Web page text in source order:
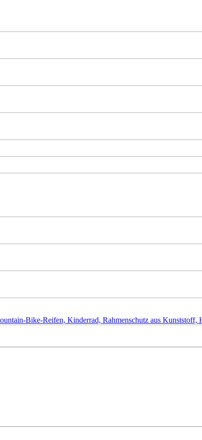
Bike-Reifen, Kinderrad, Rahmenschutz aus